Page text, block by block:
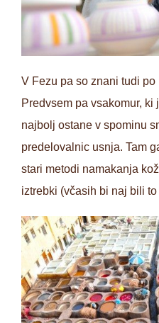
V Fezu pa so znani tudi
Predvsem pa vsakomur,
najbolj ostane v spominu
predelovalnic usnja. Tam
stari metodi namakanja
iztrebki (včasih bi naj bili